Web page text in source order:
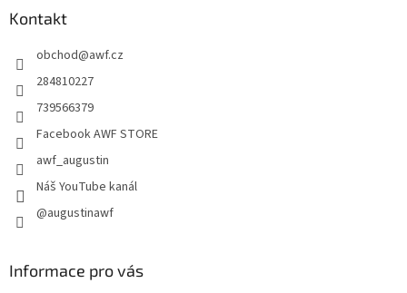
Kontakt
obchod@awf.cz
284810227
739566379
Facebook AWF STORE
awf_augustin
Náš YouTube kanál
@augustinawf
Informace pro vás